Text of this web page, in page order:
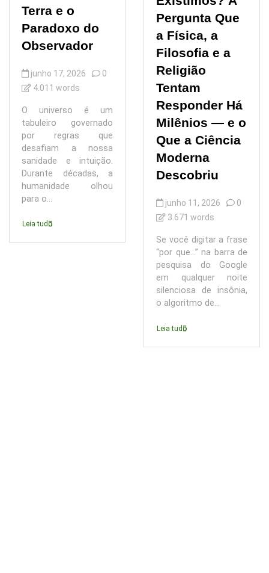
Terra e o
Paradoxo do
Observador
junho 17, 2026
0
4.011 words
O universo é um
tabuleiro governado
por regras que
desafiam a nossa
sanidade e intuição.
Durante décadas, a
humanidade olhou
para o...
Leia tudo
Pergunta Que
a Física, a
Filosofia e a
Religião
Tentam
Responder Há
Milênios — e o
Que a Ciência
Moderna
Descobriu
junho 11, 2026
0
3.671 words
Se você digitar a frase
“por que…” na barra de
pesquisa do Google
em qualquer noite
silenciosa de insônia,
o algoritmo de...
Leia tudo